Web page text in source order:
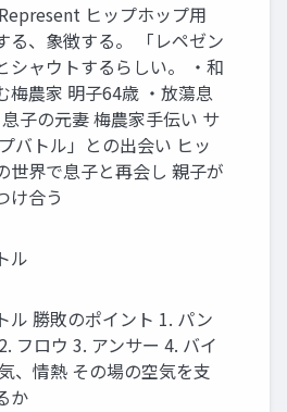
ヒップホップ用
る、象徴する。 「レペゼン
ャウトするらしい。 ・和
梅農家 明子64歳 ・放蕩息
子の元妻 梅農家手伝い サ
バトル」との出会い ヒッ
世界で息子と再会し 親子が
け合う
ル
ル 勝敗のポイント 1. パン
フロウ 3. アンサー 4. バイ
、情熱 その場の空気を支
か